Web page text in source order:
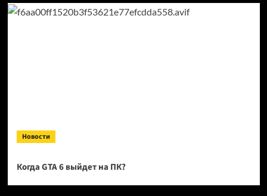
Новости
Когда GTA 6 выйдет на ПК?